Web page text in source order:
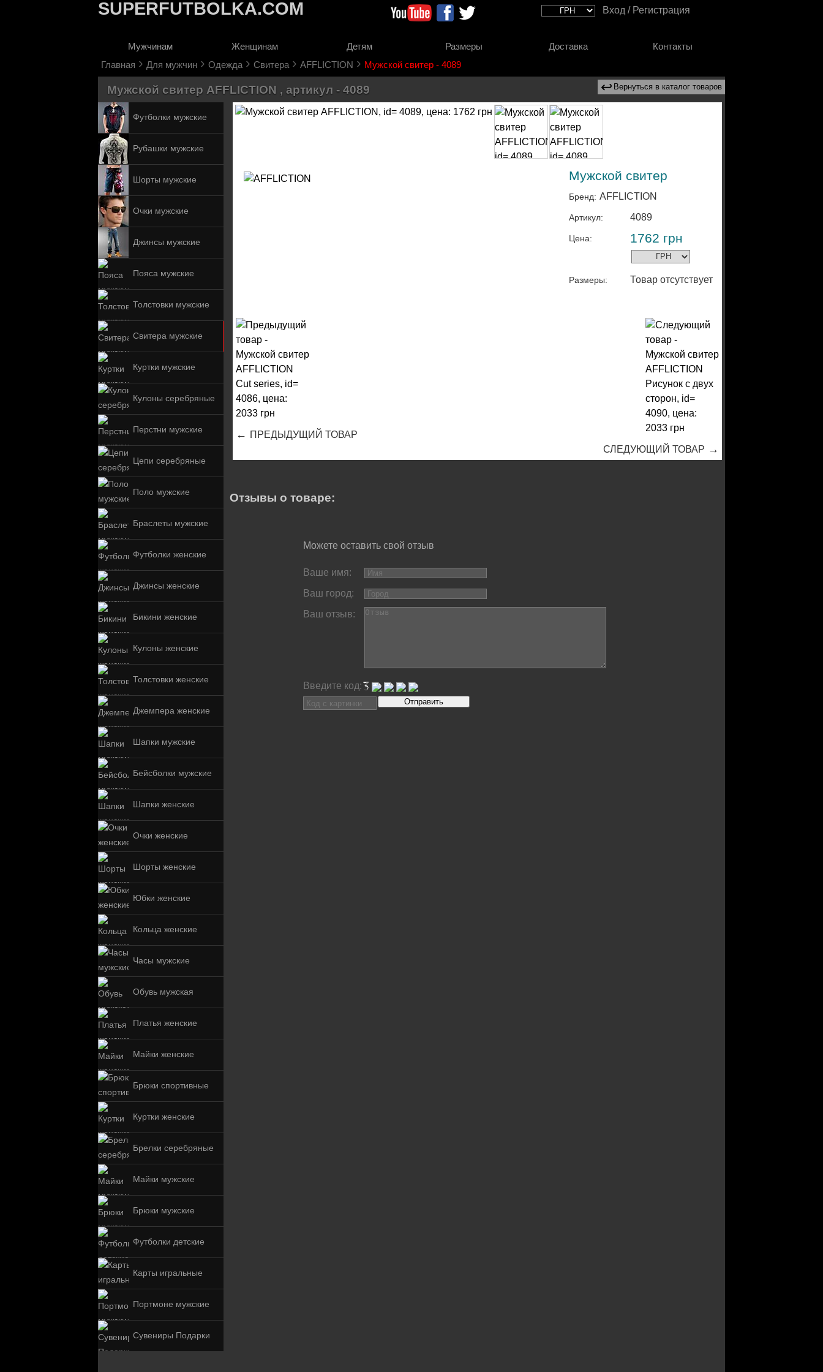
SUPERFUTBOLKA.COM Вход / Регистрация
Размеры Доставка Контакты
Мужчинам Женщинам
Детям
Главная › Для мужчин › Одежда › Свитера › AFFLICTION › Мужской свитер - 4089
Футболки мужские
Рубашки мужские
Шорты мужские
Очки мужские
Джинсы мужские
Пояса мужские
Толстовки мужские
Свитера мужские
Куртки мужские
Кулоны серебряные
Перстни мужские
Цепи серебряные
Поло мужские
Браслеты мужские
Футболки женские
Джинсы женские
Бикини женские
Кулоны женские
Толстовки женские
Джемпера женские
Шапки мужские
Бейсболки мужские
Шапки женские
Очки женские
Шорты женские
Юбки женские
Кольца женские
Часы мужские
Обувь мужская
Платья женские
Майки женские
Брюки спортивные
Куртки женские
Брелки серебряные
Майки мужские
Брюки мужские
Футболки детские
Карты игральные
Портмоне мужские
Сувениры Подарки
Мужской свитер AFFLICTION , артикул - 4089 ↩ Вернуться в каталог товаров
Мужской свитер
Бренд: AFFLICTION
Артикул: 4089
Цена: 1762 грн
Размеры: Товар отсутствует
← ПРЕДЫДУЩИЙ ТОВАР
СЛЕДУЮЩИЙ ТОВАР →
Отзывы о товаре:
Можете оставить свой отзыв
Ваше имя:
Ваш город:
Ваш отзыв:
Введите код: